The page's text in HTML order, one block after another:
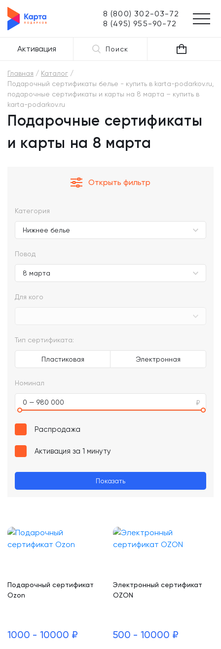
8 (800) 302-03-72
8 (495) 955-90-72
Активация Поиск
Главная
Каталог
Подарочный сертификаты белье - купить в karta-podarkov.ru,
подарочные сертификаты и карты на 8 марта – купить в
karta-podarkov.ru
Подарочные сертификаты
и карты на 8 марта
Открыть фильтр
Категория
Повод
Для кого
Тип сертификата:
Пластиковая Электронная
Номинал
0 — 980 000
Распродажа
Активация за 1 минуту
Показать
Подарочный сертификат
Ozon
1000 - 10000 ₽
Электронный сертификат
OZON
500 - 10000 ₽